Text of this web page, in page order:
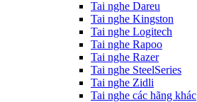
Tai nghe Dareu
Tai nghe Kingston
Tai nghe Logitech
Tai nghe Rapoo
Tai nghe Razer
Tai nghe SteelSeries
Tai nghe Zidli
Tai nghe các hãng khác